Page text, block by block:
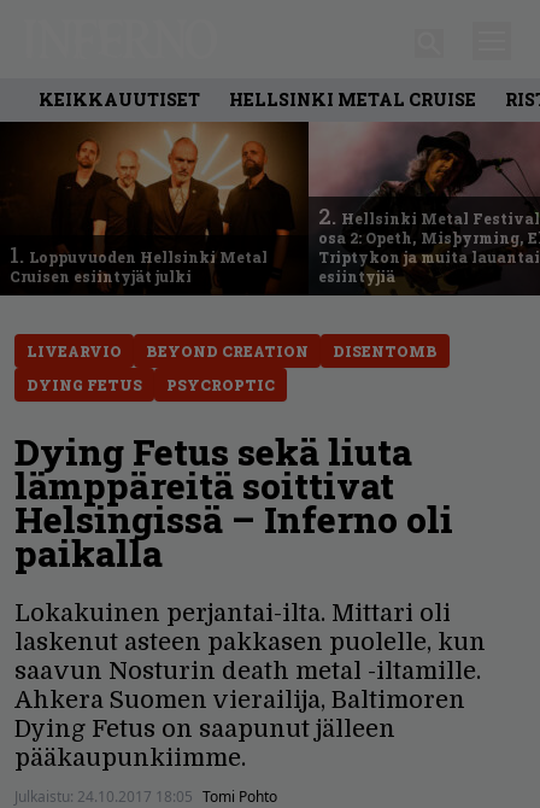
KEIKKAUUTISET HELLSINKI METAL CRUISE
1. Loppuvuoden Hellsinki Metal
Cruisen esiintyjät julki
2. Hellsinki Metal
osa 2: Opeth, Misþyrming,
Triptykon ja muita
esiintyjiä
LIVEARVIO BEYOND CREATION
DISENTOMB
DYING FETUS
PSYCROPTIC
Dying Fetus sekä liuta
lämppäreitä soittivat
Helsingissä – Inferno oli
paikalla
Lokakuinen perjantai-ilta. Mittari oli
laskenut asteen pakkasen puolelle, kun
saavun Nosturin death metal -iltamille.
Ahkera Suomen vierailija, Baltimoren
Dying Fetus on saapunut jälleen
pääkaupunkiimme.
Julkaistu: 24.10.2017 18:05 Tomi Pohto